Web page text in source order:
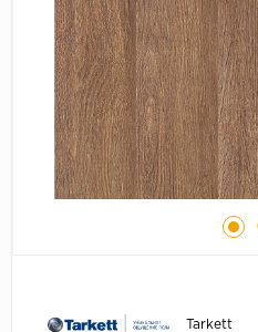
Tarkett